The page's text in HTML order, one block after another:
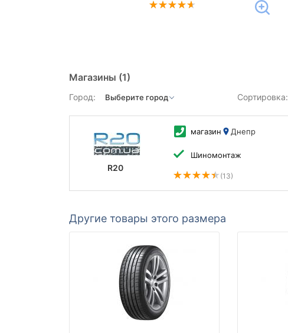
Магазины (1)
Город: Сортировка:
R20
магазин Днепр
Шиномонтаж
(13)
Другие товары этого размера